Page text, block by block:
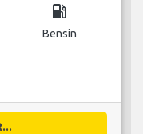
local_gas_station
Bensin